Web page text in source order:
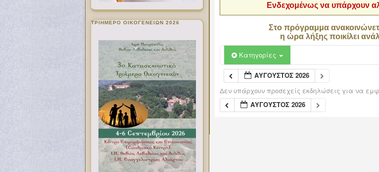
Ενδεχομένως να υπάρχουν
Στο πρόγραμμα
η ώρα λήξης ποικίλει
Κατηγορίες
ΑΎΓΟΥΣΤΟΣ 2026
Δεν υπάρχουν προσεχείς εκδηλώσεις για να
ΑΎΓΟΥΣΤΟΣ 2026
ΤΡΙΗΜΕΡΟ ΟΙΚΟΓΕΝΕΙΩΝ 2026